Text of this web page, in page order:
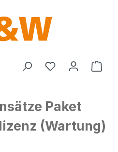
Du hast 0
Paket
(Wartung)